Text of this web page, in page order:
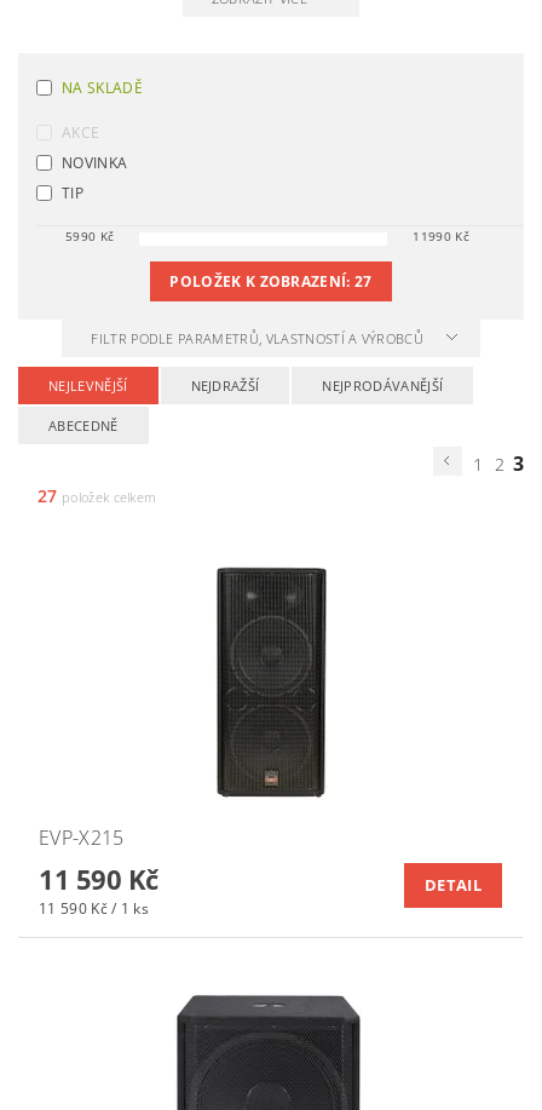
NA SKLADĚ
AKCE
NOVINKA
TIP
5990 Kč 11990Kč
POLOŽEK K ZOBRAZENÍ:27
FILTR PODLE PARAMETRŮ, VLASTNOSTÍ A VÝROBCŮ
NEJLEVNĚJŠÍ NEJDRAŽŠÍ NEJPRODÁVANĚJŠÍ
ABECEDNĚ
1 2 3
27 položek celkem
EVP-X215
11 590 Kč
11 590 Kč / 1 ks
DETAIL